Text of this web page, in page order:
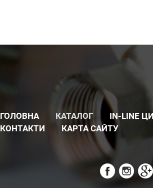
ГОЛОВНА КАТАЛОГ IN-LINE
КОНТАКТИ
КАРТА САЙТУ